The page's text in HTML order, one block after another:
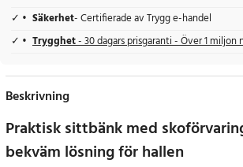
Säkerhet- Certifierade av Trygg e-handel
Trygghet- 30 dagars prisgaranti - Över 1 miljon
Beskrivning
Praktisk sittbänk med
bekväm lösning för hallen